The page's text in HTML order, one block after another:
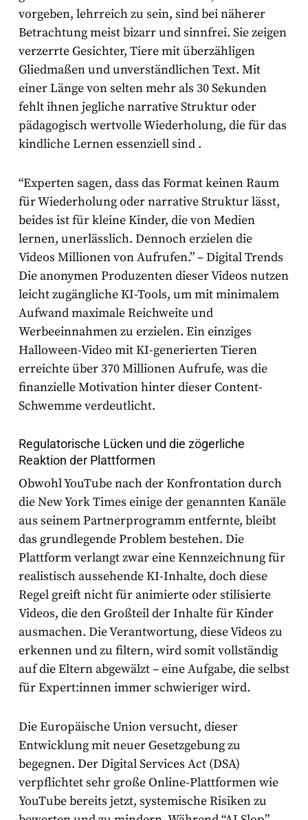
vorgeben, lehrreich zu sein, sind bei näherer
Betrachtung meist bizarr und sinnfrei. Sie zeigen
verzerrte Gesichter, Tiere mit überzähligen
Gliedmaßen und unverständlichen Text. Mit
einer Länge von selten mehr als 30 Sekunden
fehlt ihnen jegliche narrative Struktur oder
pädagogisch wertvolle Wiederholung, die für das
kindliche Lernen essenziell sind .
“Experten sagen, dass das Format keinen Raum
für Wiederholung oder narrative Struktur lässt,
beides ist für kleine Kinder, die von Medien
lernen, unerlässlich. Dennoch erzielen die
Videos Millionen von Aufrufen.” – Digital Trends
Die anonymen Produzenten dieser Videos nutzen
leicht zugängliche KI-Tools, um mit minimalem
Aufwand maximale Reichweite und
Werbeeinnahmen zu erzielen. Ein einziges
Halloween-Video mit KI-generierten Tieren
erreichte über 370 Millionen Aufrufe, was die
finanzielle Motivation hinter dieser Content-
Schwemme verdeutlicht.
Regulatorische Lücken und die zögerliche
Reaktion der Plattformen
Obwohl YouTube nach der Konfrontation durch
dieNew York Times einige der genannten Kanäle
aus seinem Partnerprogramm entfernte, bleibt
das grundlegende Problem bestehen. Die
Plattform verlangt zwar eine Kennzeichnung für
realistischaussehende KI-Inhalte, doch diese
Regel greift nicht für animierte oder stilisierte
Videos, die den Großteil der Inhalte für Kinder
ausmachen. Die Verantwortung, diese Videos zu
erkennen und zu filtern, wird somit vollständig
auf die Eltern abgewälzt – eine Aufgabe, die selbst
für Expert:innen immer schwieriger wird.
Die Europäische Union versucht, dieser
Entwicklung mit neuer Gesetzgebung zu
begegnen. DerDigital Services Act (DSA)
verpflichtet sehr große Online-Plattformen wie
YouTube bereits jetzt, systemische Risiken zu